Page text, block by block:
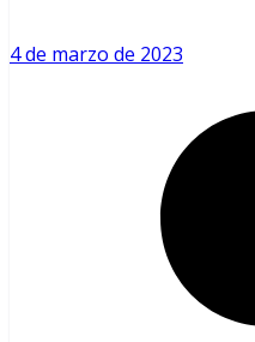
4 de marzo de 2023